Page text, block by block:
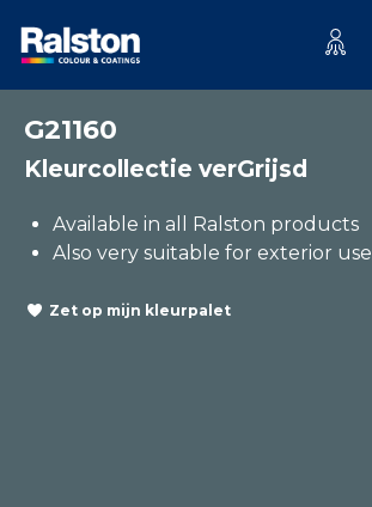
G21160
Kleurcollectie verGrijsd
Available in all Ralston products
Also very suitable for exterior use
Zet op mijn kleurpalet